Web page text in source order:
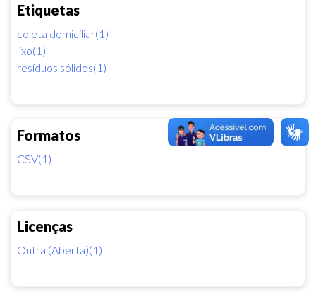
Etiquetas
coleta domiciliar(1)
lixo(1)
resíduos sólidos(1)
Formatos
CSV(1)
Licenças
Outra (Aberta)(1)